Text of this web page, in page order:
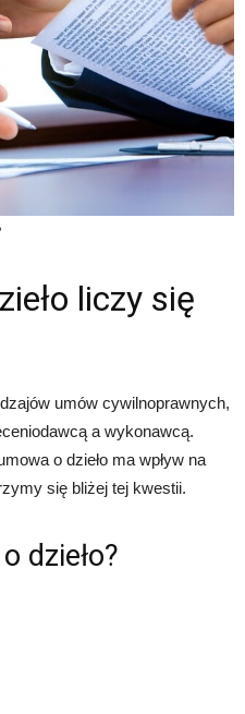
liczy się
umów cywilnoprawnych,
a wykonawcą.
o dzieło ma wpływ na
się bliżej tej kwestii.
dzieło?